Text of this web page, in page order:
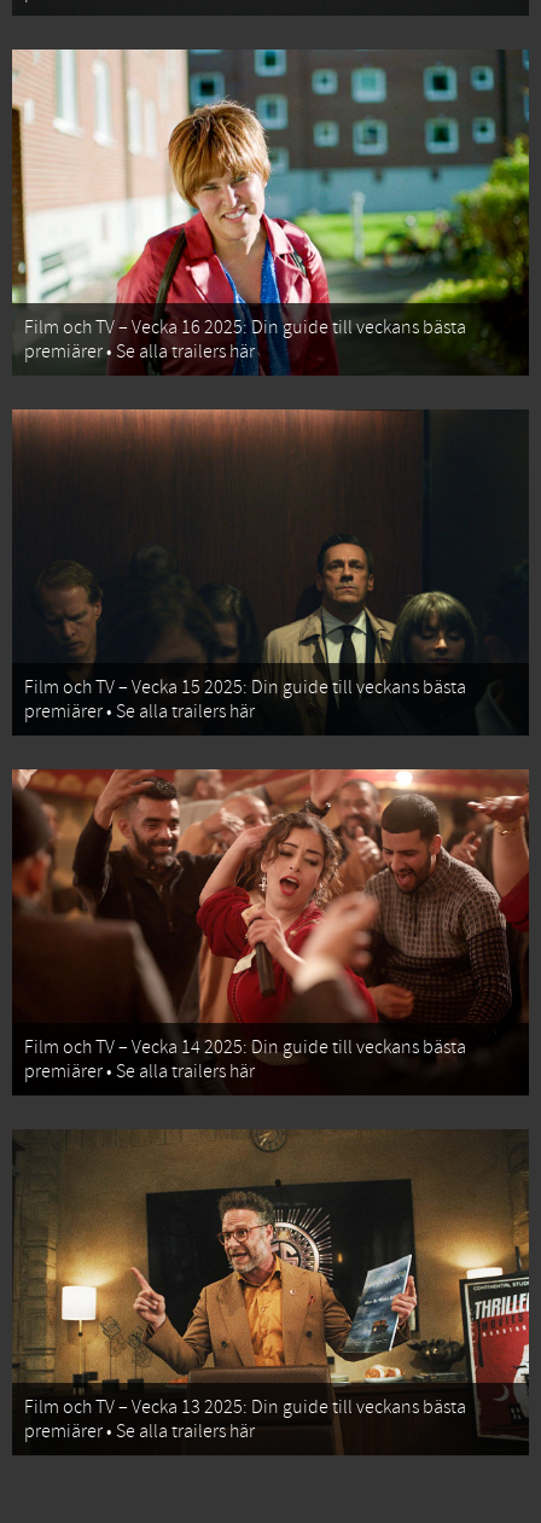
Film och TV – Vecka 16 2025: Din guide till veckans bästa
premiärer • Se alla trailers här
Film och TV – Vecka 15 2025: Din guide till veckans bästa
premiärer • Se alla trailers här
Film och TV – Vecka 14 2025: Din guide till veckans bästa
premiärer • Se alla trailers här
Film och TV – Vecka 13 2025: Din guide till veckans bästa
premiärer • Se alla trailers här